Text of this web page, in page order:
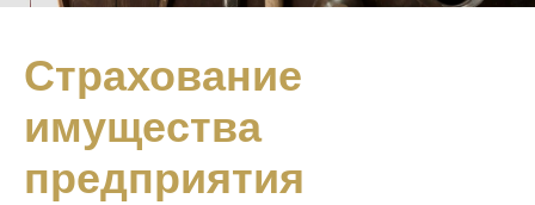
Страхование
имущества
предприятия